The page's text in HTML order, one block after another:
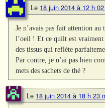
Le 18 juin 2014 à 12 h
Je n’avais pas fait attention
l’oeil ! Et ce quilt est vraiment
des tissus qui reflète
Par contre, je n’ai pas bien
mets des sachets de thé ?
Le 18 juin 2014 à 18 h 23